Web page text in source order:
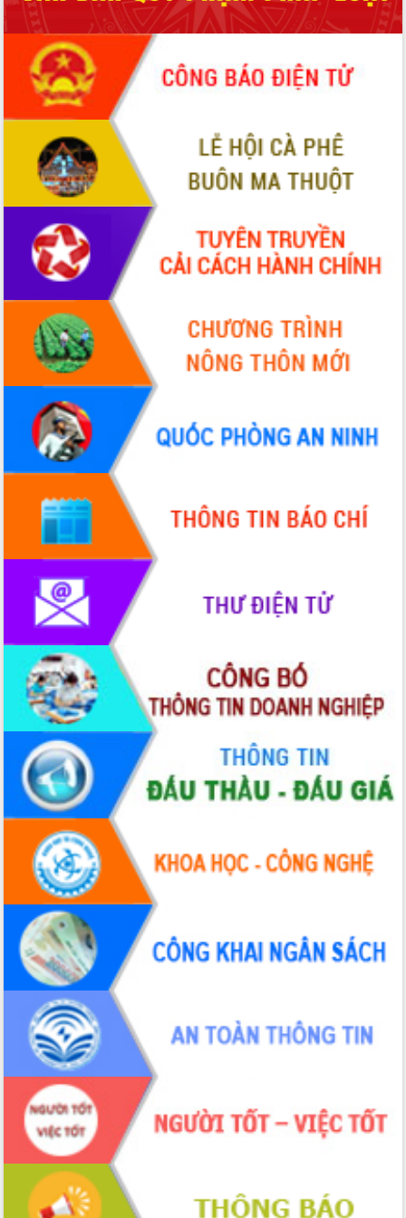
Định vị cà phê Việt Nam như một “di
sản sống” trong dòng chảy toàn cầu
Xây dựng nông thôn mới: Nâng cao đời
sống người dân từ những mô hình thiết
thực
Quyết liệt tháo gỡ vướng mắc, đẩy
nhanh tiến độ các dự án trọng điểm
trong Khu kinh tế Nam Phú Yên
Hòn Yến phát triển du lịch gắn với bảo
tồn biển
Lấy ý kiến điều chỉnh Quy hoạch tỉnh
Đắk Lắk thời kỳ 2021-2030, tầm nhìn
đến năm 2050
Phát động chiến dịch 30 ngày đêm
giải phóng mặt bằng Tuyến đường bộ
ven biển
Đắk Lắk nỗ lực thúc đẩy tăng trưởng
kinh tế từ 10% trở lên trong Quý
II/2026
Đắk Lắk ký kết thỏa thuận hợp tác về
chuyển đổi số giai đoạn 2026 – 2030
với Tập đoàn Bưu chính Viễn thông
Việt Nam
Thứ trưởng Bộ Y tế làm việc với tỉnh
Đắk Lắk về phát triển nhân lực y tế
cho trạm y tế cấp xã
Du lịch Đắk Lắk nâng tầm trải nghiệm
du khách thông qua Hệ thống cơ sở dữ
liệu và Bản đồ số
Tập huấn ứng dụng trí tuệ nhân tạo (AI)
trong thương mại điện tử năm 2026
Đoàn đại biểu Quốc hội tỉnh Đắk Lắk
trao đổi thông tin trước Kỳ họp thứ
nhất, Quốc hội khóa XVI
Quyết liệt cải cách hành chính, khơi
thông nguồn lực phát triển
Nâng cao hiệu lực, hiệu quả HĐND
tỉnh thông qua hiện đại hóa hành chính
Xã Ea Phê gắn cải cách hành chính với
chuyển đổi số
Phó Chủ tịch Thường trực UBND tỉnh
Hồ Thị Nguyên Thảo làm việc tại Trung
tâm Phục vụ hành chính công xã Ea
Phê
Xây dựng nền hành chính số đồng
hành cùng nông dân dân, doanh nghiệp
Giai đoạn 2026-2030, Đắk Lắk phấn
đấu có 77% xã đạt chuẩn nông thôn
mới
Chuyển đổi số 'mở đường' cho nông
nghiệp Đắk Lắk tăng trưởng bứt phá
Triển khai đồng bộ đo đạc, lập hồ sơ
địa chính, hoàn thiện cơ sở dữ liệu đất
đai
Ứng dụng sinh trắc học - Bước tiến
trong hành trình chuyển đổi số tại Đắk
Lắk
Đắk Lắk nâng cao hiệu quả công tác
Đảng từ Sổ tay đảng viên điện tử
Đắk Lắk đẩy mạnh nuôi biển công
nghệ, hướng tới phát triển thủy sản
bền vững